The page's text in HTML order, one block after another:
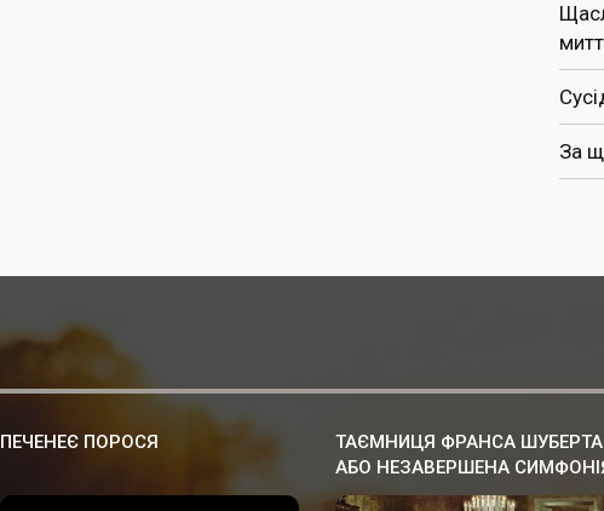
За
ПЕЧЕНЕЄ ПОРОСЯ
ТАЄМНИЦЯ ФРАНСА ШУБЕРТА
АБО НЕЗАВЕРШЕНА
№8